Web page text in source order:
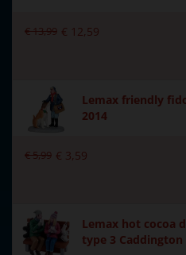
€13,99 € 12,59
Lemax friendly
2014
€5,99 € 3,59
Lemax hot cocoa
type 3 Caddington